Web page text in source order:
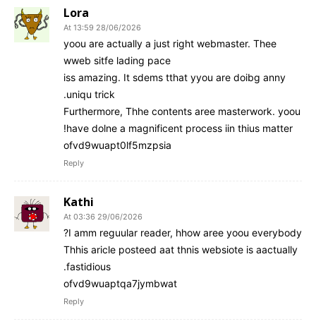
Lora
28/06/2026 At 13:59
yoou are actually a just right webmaster. Thee
wweb sitfe lading pace
iss amazing. It sdems tthat yyou are doibg anny
uniqu trick.
Furthermore, Thhe contents aree masterwork. yoou
have dolne a magnificent process iin thius matter!
ofvd9wuapt0lf5mzpsia
Reply
Kathi
29/06/2026 At 03:36
I amm reguular reader, hhow aree yoou everybody?
Thhis aricle posteed aat thnis websiote is aactually
fastidious.
ofvd9wuaptqa7jymbwat
Reply